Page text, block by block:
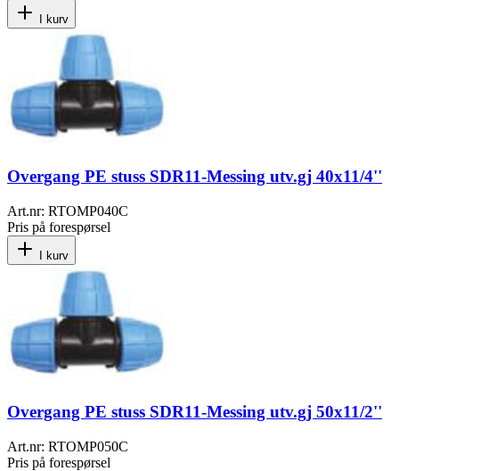
I kurv
Overgang PE stuss SDR11-Messing utv.gj 40x11/4''
Art.nr: RTOMP040C
Pris på forespørsel
I kurv
Overgang PE stuss SDR11-Messing utv.gj 50x11/2''
Art.nr: RTOMP050C
Pris på forespørsel